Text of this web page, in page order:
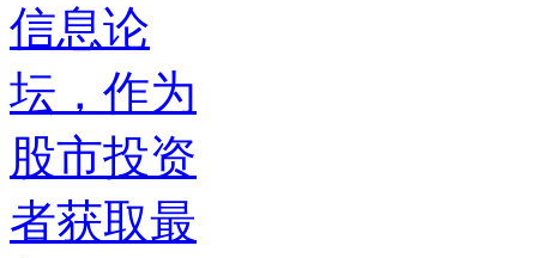
信息论
坛，作为
股市投资
者获取最